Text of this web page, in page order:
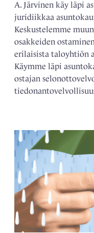
A. Järvinen käy läpi
juridiikkaa
Keskustelemme
osakkeiden
erilaisista taloyhtiön
Käymme läpi
ostajan